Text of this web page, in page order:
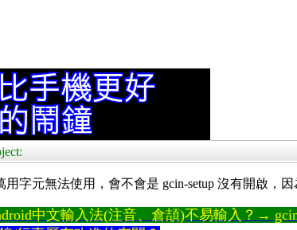
用字元無法使用，會不會是 gcin-setup 沒有開啟，
中文輸入法(注音、倉頡)不易輸入？→